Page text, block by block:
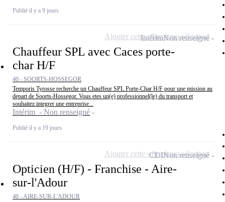
Publié il y a 9 jours
Chauffeur SPL avec Caces porte-
char H/F
40 - SOORTS-HOSSEGOR
Temporis Tyrosse recherche un Chauffeur SPL Porte-Char H/F pour une mission au
depart de Soorts-Hossegor. Vous etes un(e) professionnel(le) du transport et
souhaitez integrer une entreprise...
Intérim - Non renseigné
Publié il y a 19 jours
IntérimNon renseigné
Ajouter cette offre à ma sélection
Opticien (H/F) - Franchise - Aire-
sur-l'Adour
40 - AIRE-SUR-L'ADOUR
CDINon renseigné
Ajouter cette offre à ma sélection